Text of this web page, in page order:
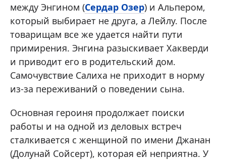
между Энгином (Сердар Озер) и Альпером,
который выбирает не друга, а Лейлу. После
товарищам все же удается найти пути
примирения. Энгина разыскивает Хакверди
и приводит его в родительский дом.
Самочувствие Салиха не приходит в норму
из-за переживаний о поведении сына.
Основная героиня продолжает поиски
работы и на одной из деловых встреч
сталкивается с женщиной по имени Джанан
(Долунай Сойсерт), которая ей неприятна. У